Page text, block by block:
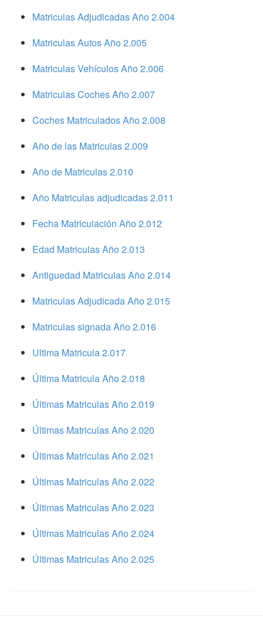
Matriculas Adjudicadas Año 2.004
Matriculas Autos Año 2.005
Matriculas Vehículos Año 2.006
Matriculas Coches Año 2.007
Coches Matriculados Año 2.008
Año de las Matriculas 2.009
Año de Matriculas 2.010
Año Matriculas adjudicadas 2.011
Fecha Matriculación Año 2.012
Edad Matriculas Año 2.013
Antiguedad Matriculas Año 2.014
Matriculas Adjudicada Año 2.015
Matriculas signada Año 2.016
Ultima Matricula 2.017
Última Matricula Año 2.018
Últimas Matriculas Año 2.019
Últimas Matriculas Año 2.020
Últimas Matriculas Año 2.021
Últimas Matriculas Año 2.022
Últimas Matriculas Año 2.023
Últimas Matriculas Año 2.024
Últimas Matriculas Año 2.025